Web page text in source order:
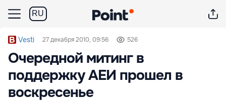
RU
Vesti 27 декабря 2010, 09:56 526
Очередной митинг в
поддержку АЕИ прошел в
воскресенье